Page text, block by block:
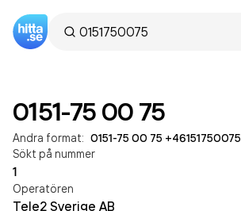
0151-75 00 75
Andra format: 0151-75 00 75 +46151750075
Sökt på nummer
1
Operatören
Tele2 Sverige AB